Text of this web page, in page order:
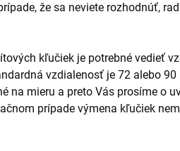
že sa neviete rozhodnúť,
kľučiek je potrebné vedieť
vzdialenosť je 72 alebo
na mieru a preto Vás prosíme o
prípade výmena kľučiek